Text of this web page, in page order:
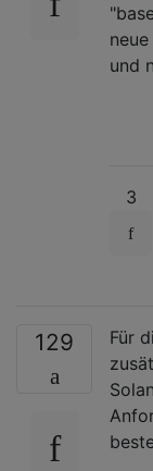
und
3
129
Für